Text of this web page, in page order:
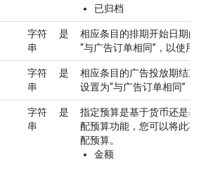
已归档
字符
串
是
相应条目的排期开始日期
“与广告订单相同”，以使
字符
串
是
相应条目的广告投放期结
设置为“与广告订单相同”
字符
串
是
指定预算是基于货币还是
配预算功能，您可以将此项
配预算。
金额